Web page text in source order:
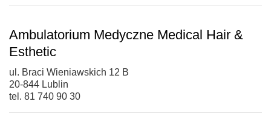
Ambulatorium Medyczne Medical Hair &
Esthetic
ul. Braci Wieniawskich 12 B
20-844 Lublin
tel. 81 740 90 30